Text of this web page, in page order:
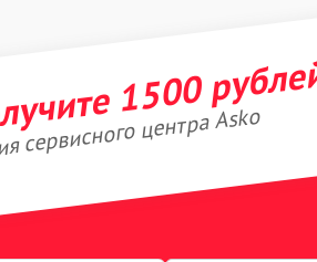
1500
сервисного центра Asko